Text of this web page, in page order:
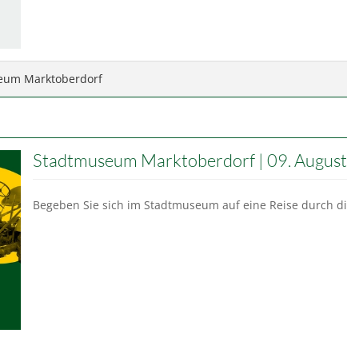
Marktoberdorf
Stadtmuseum Marktoberdorf | 09.
Begeben Sie sich im Stadtmuseum auf eine Reise durch